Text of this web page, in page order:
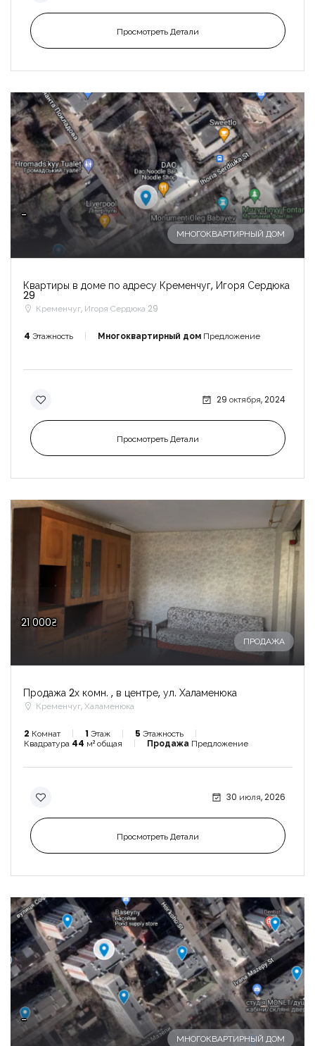
Просмотреть Детали
-
МНОГОКВАРТИРНЫЙ ДОМ
Квартиры в доме по адресу Кременчуг, Игоря Сердюка
29
Кременчуг, Игоря Сердюка 29
4 Этажность Многоквартирный дом Предложение
29 октября, 2024
Просмотреть Детали
21 000₴
ПРОДАЖА
Продажа 2х комн. , в центре, ул. Халаменюка
Кременчуг, Халаменюка
2 Комнат 1 Этаж 5 Этажность
Квадратура 44 м² общая Продажа Предложение
30 июля, 2026
Просмотреть Детали
-
МНОГОКВАРТИРНЫЙ ДОМ